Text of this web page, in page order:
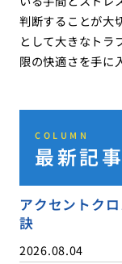
判断することが大
として大きなトラ
限の快適さを手に
COLUMN
最新記
アクセントク
訣
2026.08.04